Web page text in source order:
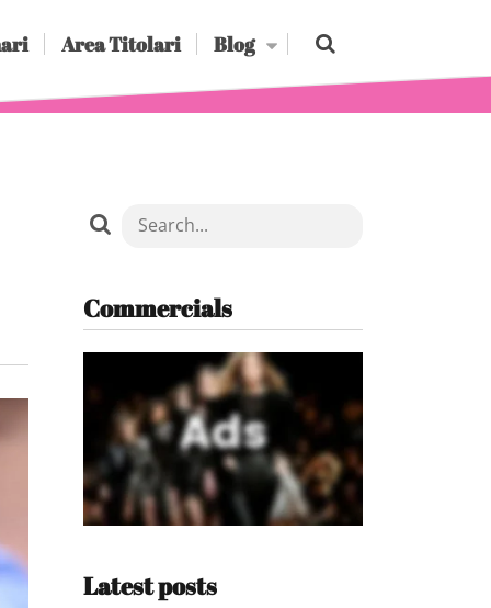
Area Titolari Blog
Commercials
Latest posts